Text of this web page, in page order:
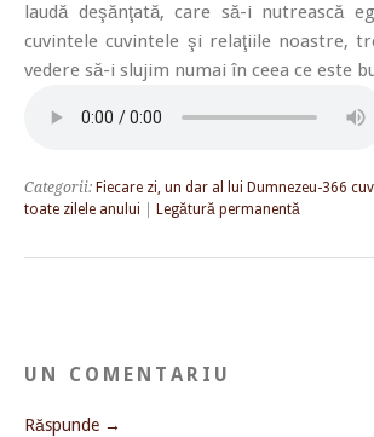
laudă deşănţată, care să-i nutrească
cuvintele cuvintele şi relaţiile noastre,
vedere să-i slujim numai în ceea ce este
Categorii: Fiecare zi, un dar al lui Dumnezeu-366
toate zilele anului
Legătură permanentă
UN COMENTARIU
Răspunde →